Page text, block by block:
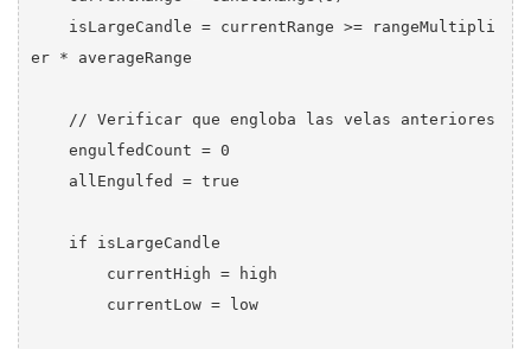
er * averageRange